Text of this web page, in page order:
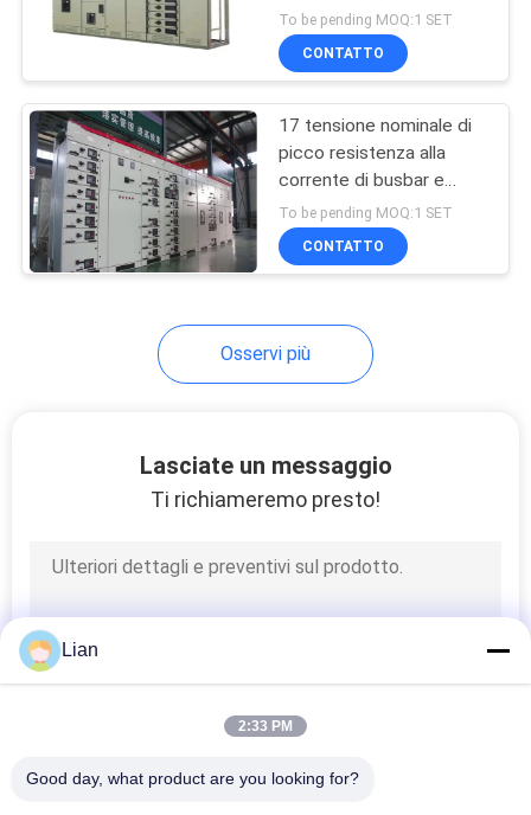
interruttore
automatico ad alta
tensione
interruttore di bassa
Commutatore del
carico
principale AC 220
Circuito ausiliario e
dimensione in attesa per
energia sicura
To be pending MOQ:1 SET
CONTATTO
17 tensione nominale di
picco resistenza alla
corrente di busbar e
circuito ausiliario AC 220
tensione nominale per
dispositivi di
To be pending MOQ:1 SET
CONTATTO
Osservi più
Lasciate un messaggio
Ti richiameremo presto!
Lian
2:33 PM
Good day, what product are you looking for?